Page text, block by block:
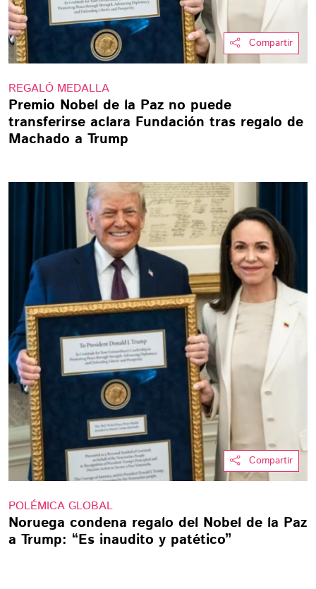
Compartir
REGALÓ MEDALLA
Premio Nobel de la Paz no puede
transferirse aclara Fundación tras regalo de
Machado a Trump
Compartir
POLÉMICA GLOBAL
Noruega condena regalo del Nobel de la Paz
a Trump: “Es inaudito y patético”